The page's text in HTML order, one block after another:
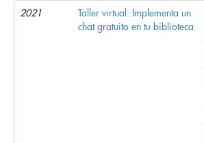
2021
Taller virtual: Implementa un
chat gratuito en tu biblioteca